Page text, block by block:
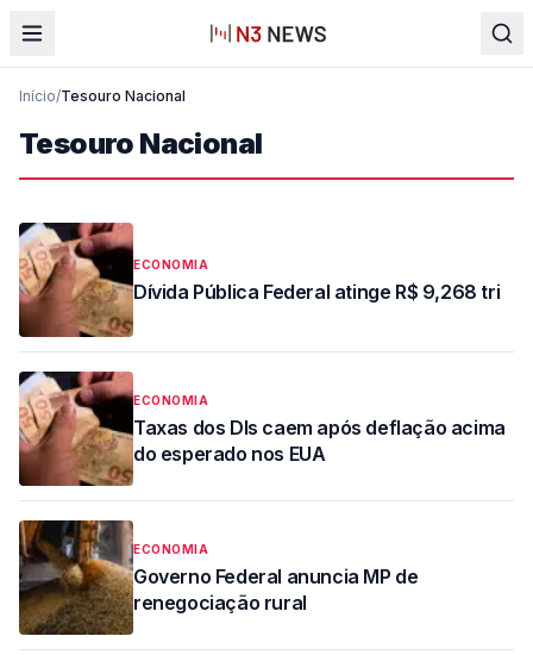
Início/Tesouro Nacional
Tesouro Nacional
ECONOMIA
Dívida Pública Federal atinge R$ 9,268 tri
ECONOMIA
Taxas dos DIs caem após deflação acima
do esperado nos EUA
ECONOMIA
Governo Federal anuncia MP de
renegociação rural